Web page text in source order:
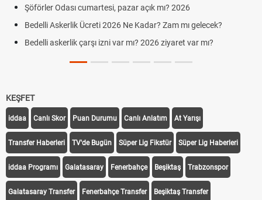
Şöförler Odası cumartesi, pazar açık mı? 2026
Bedelli Askerlik Ücreti 2026 Ne Kadar? Zam mı gelecek?
Bedelli askerlik çarşı izni var mı? 2026 ziyaret var mı?
KEŞFET
iddaa Canlı Skor Puan Durumu Canlı Anlatım At Yarışı
Transfer Haberleri TV'de Bugün Süper Lig Fikstür Süper Lig Haberleri
iddaa Programı Galatasaray Fenerbahçe Beşiktaş Trabzonspor
Galatasaray Transfer Fenerbahçe Transfer Beşiktaş Transfer